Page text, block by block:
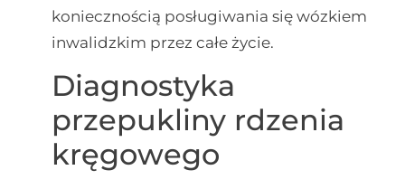
koniecznością posługiwania się wózkiem
inwalidzkim przez całe życie.
Diagnostyka
przepukliny rdzenia
kręgowego